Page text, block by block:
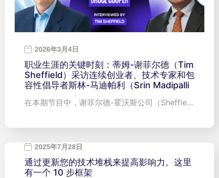
2026年3月4日
职业生涯的关键时刻：蒂姆-谢菲尔德（Tim
Sheffield）采访连续创业者、技术专家和包
容性倡导者斯林-马迪帕利（Srin Madipalli
在本期节目中，谢菲尔德-霍沃斯公司（Sheffie…
2025年7月28日
通过更新您的技术堆栈来提高影响力。这里
有一个 10 步框架